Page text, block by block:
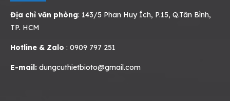
Địa chỉ văn phòng: 143/5 Phan Huy Ích, P.15, Q.Tân Bình,
TP. HCM
Hotline & Zalo : 0909 797 251
E-mail: dungcuthietbioto@gmail.com